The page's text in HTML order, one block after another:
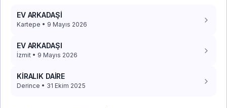
EV ARKADAŞİ
Kartepe • 9 Mayıs 2026
EV ARKADAŞI
İzmit • 9 Mayıs 2026
KİRALIK DAİRE
Derince • 31 Ekim 2025